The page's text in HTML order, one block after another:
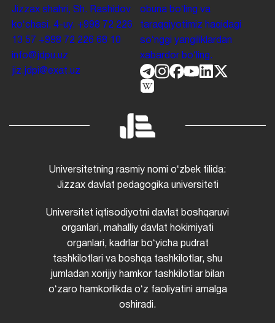
Jizzax shahri, Sh. Rashidov
koʻchasi, 4-uy. +998 72 226
13 57 +998 72 226 68 10
info@jdpu.uz
jiz.jdpi@exat.uz
obuna boʻling va
taraqqiyotimiz haqidagi
soʻnggi yangiliklardan
xabardor boʻling.
Universitetning rasmiy nomi oʻzbek tilida:
Jizzax davlat pedagogika universiteti
Universitet iqtisodiyotni davlat boshqaruvi
organlari, mahalliy davlat hokimiyati
organlari, kadrlar boʻyicha pudrat
tashkilotlari va boshqa tashkilotlar, shu
jumladan xorijiy hamkor tashkilotlar bilan
oʻzaro hamkorlikda oʻz faoliyatini amalga
oshiradi.